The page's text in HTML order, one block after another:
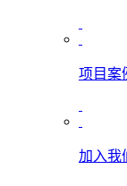
项目案
加入我